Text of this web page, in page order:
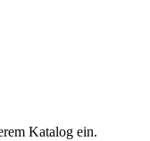
Katalog ein.